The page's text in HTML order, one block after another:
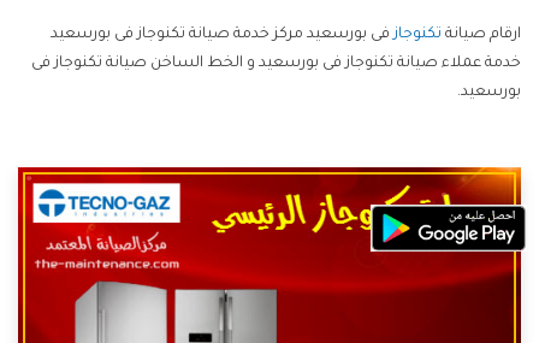
ارقام صيانة تكنوجازفى بورسعيد مركز خدمة صيانة تكنوجاز فى بورسعيد
خدمة عملاء صيانة تكنوجاز فى بورسعيد و الخط الساخن صيانة تكنوجاز فى
بورسعيد.